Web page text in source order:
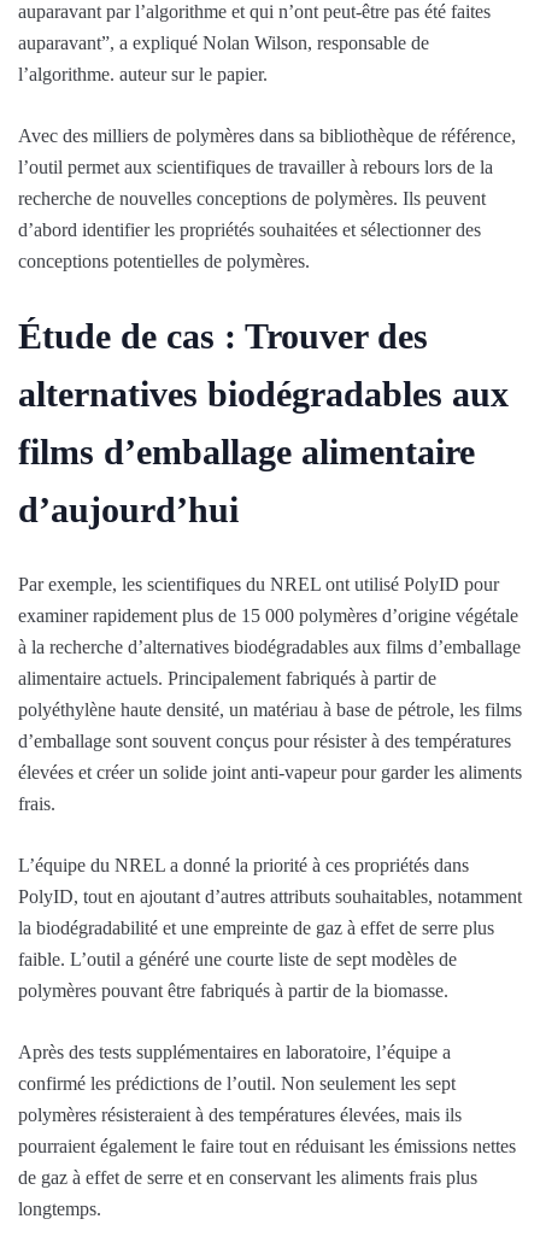
auparavant par l’algorithme et qui n’ont peut-être pas été faites
auparavant”, a expliqué Nolan Wilson, responsable de
l’algorithme. auteur sur le papier.
Avec des milliers de polymères dans sa bibliothèque de référence,
l’outil permet aux scientifiques de travailler à rebours lors de la
recherche de nouvelles conceptions de polymères. Ils peuvent
d’abord identifier les propriétés souhaitées et sélectionner des
conceptions potentielles de polymères.
Étude de cas : Trouver des
alternatives biodégradables aux
films d’emballage alimentaire
d’aujourd’hui
Par exemple, les scientifiques du NREL ont utilisé PolyID pour
examiner rapidement plus de 15 000 polymères d’origine végétale
à la recherche d’alternatives biodégradables aux films d’emballage
alimentaire actuels. Principalement fabriqués à partir de
polyéthylène haute densité, un matériau à base de pétrole, les films
d’emballage sont souvent conçus pour résister à des températures
élevées et créer un solide joint anti-vapeur pour garder les aliments
frais.
L’équipe du NREL a donné la priorité à ces propriétés dans
PolyID, tout en ajoutant d’autres attributs souhaitables, notamment
la biodégradabilité et une empreinte de gaz à effet de serre plus
faible. L’outil a généré une courte liste de sept modèles de
polymères pouvant être fabriqués à partir de la biomasse.
Après des tests supplémentaires en laboratoire, l’équipe a
confirmé les prédictions de l’outil. Non seulement les sept
polymères résisteraient à des températures élevées, mais ils
pourraient également le faire tout en réduisant les émissions nettes
de gaz à effet de serre et en conservant les aliments frais plus
longtemps.